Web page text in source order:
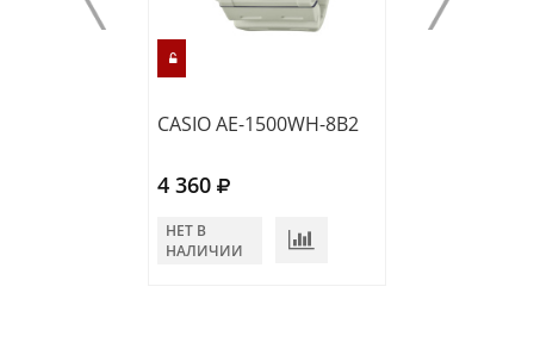
CASIO AE-1500WH-8B2
4 360
НЕТ В
НАЛИЧИИ